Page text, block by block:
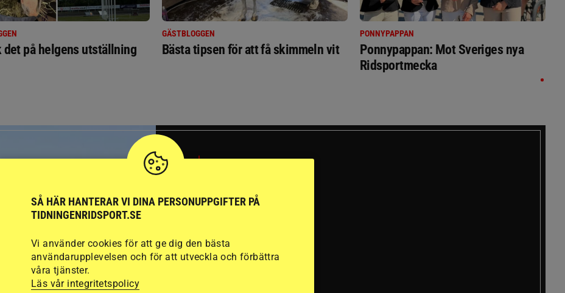
det på helgens utställning
GÄSTBLOGGEN
Bästa tipsen för att få skimmeln vit
PONNYPAPPAN
Ponnypappan: Mot Sveriges nya
Ridsportmecka
SVERIGE
SÅ HÄR HANTERAR VI DINA PERSONUPPGIFTER PÅ
TIDNINGENRIDSPORT.SE
Vi använder cookies för att ge dig den bästa
användarupplevelsen och för att utveckla och förbättra
våra tjänster.
Läs vår integritetspolicy